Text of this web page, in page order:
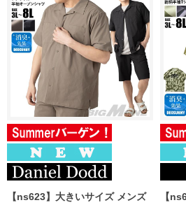
【ns623】大きいサイズ メンズ
【